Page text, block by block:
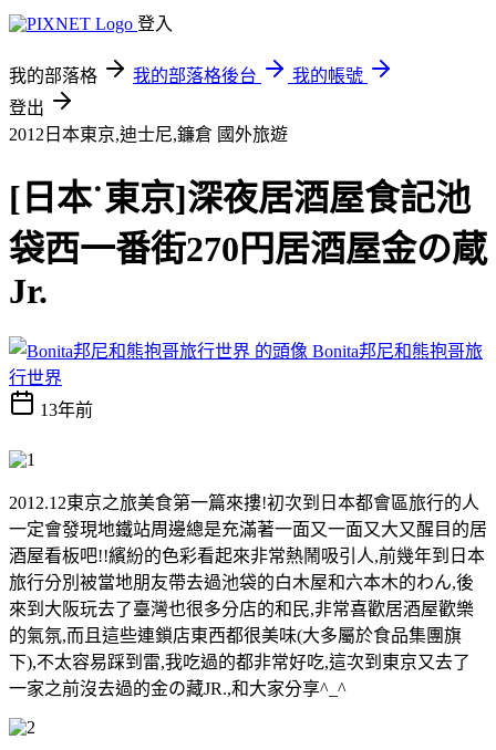
登入
我的部落格 我的部落格後台
我的帳號
登出
2012日本東京,迪士尼,鐮倉 國外旅遊
[日本˙東京]深夜居酒屋食記池
袋西一番街270円居酒屋金の蔵
Jr.
Bonita邦尼和熊抱哥旅
行世界
13年前
2012.12東京之旅美食第一篇來摟!初次到日本都會區旅行的人
一定會發現地鐵站周邊總是充滿著一面又一面又大又醒目的居
酒屋看板吧!!繽紛的色彩看起來非常熱鬧吸引人,前幾年到日本
旅行分別被當地朋友帶去過池袋的白木屋和六本木的わん,後
來到大阪玩去了臺灣也很多分店的和民,非常喜歡居酒屋歡樂
的氣氛,而且這些連鎖店東西都很美味(大多屬於食品集團旗
下),不太容易踩到雷,我吃過的都非常好吃,這次到東京又去了
一家之前沒去過的金の藏JR.,和大家分享^_^